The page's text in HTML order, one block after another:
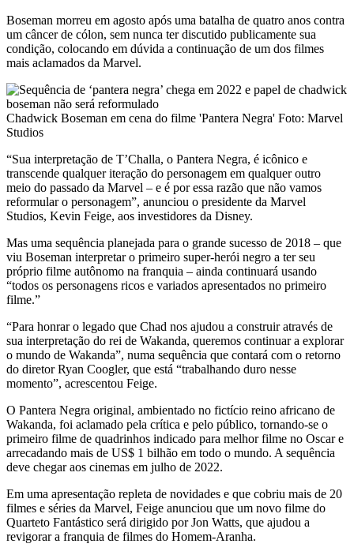
Boseman morreu em agosto após uma batalha de quatro anos contra
um câncer de cólon, sem nunca ter discutido publicamente sua
condição, colocando em dúvida a continuação de um dos filmes
mais aclamados da Marvel.
Chadwick Boseman em cena do filme 'Pantera Negra' Foto: Marvel
Studios
“Sua interpretação de T’Challa, o Pantera Negra, é icônico e
transcende qualquer iteração do personagem em qualquer outro
meio do passado da Marvel – e é por essa razão que não vamos
reformular o personagem”, anunciou o presidente da Marvel
Studios, Kevin Feige, aos investidores da Disney.
Mas uma sequência planejada para o grande sucesso de 2018 – que
viu Boseman interpretar o primeiro super-herói negro a ter seu
próprio filme autônomo na franquia – ainda continuará usando
“todos os personagens ricos e variados apresentados no primeiro
filme.”
“Para honrar o legado que Chad nos ajudou a construir através de
sua interpretação do rei de Wakanda, queremos continuar a explorar
o mundo de Wakanda”, numa sequência que contará com o retorno
do diretor Ryan Coogler, que está “trabalhando duro nesse
momento”, acrescentou Feige.
O Pantera Negra original, ambientado no fictício reino africano de
Wakanda, foi aclamado pela crítica e pelo público, tornando-se o
primeiro filme de quadrinhos indicado para melhor filme no Oscar e
arrecadando mais de US$ 1 bilhão em todo o mundo. A sequência
deve chegar aos cinemas em julho de 2022.
Em uma apresentação repleta de novidades e que cobriu mais de 20
filmes e séries da Marvel, Feige anunciou que um novo filme do
Quarteto Fantástico será dirigido por Jon Watts, que ajudou a
revigorar a franquia de filmes do Homem-Aranha.